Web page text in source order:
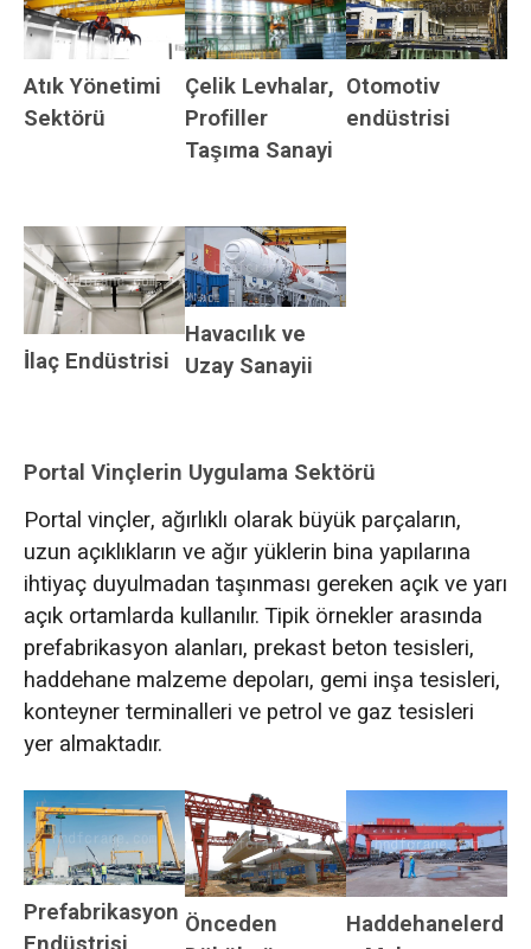
Atık Yönetimi
Sektörü
Çelik Levhalar,
Profiller
Taşıma Sanayi
Otomotiv
endüstrisi
İlaç Endüstrisi
Havacılık ve
Uzay Sanayii
Portal Vinçlerin Uygulama Sektörü
Portal vinçler, ağırlıklı olarak büyük parçaların,
uzun açıklıkların ve ağır yüklerin bina yapılarına
ihtiyaç duyulmadan taşınması gereken açık ve yarı
açık ortamlarda kullanılır. Tipik örnekler arasında
prefabrikasyon alanları, prekast beton tesisleri,
haddehane malzeme depoları, gemi inşa tesisleri,
konteyner terminalleri ve petrol ve gaz tesisleri
yer almaktadır.
Prefabrikasyon Önceden
Haddehanelerd